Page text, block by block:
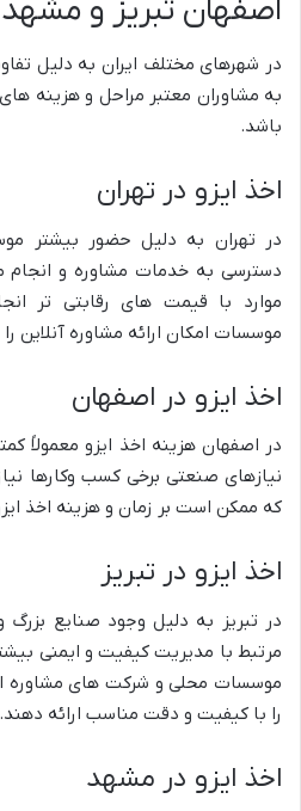
اصفهان تبریز و مشهد
در شهرهای مختلف ایران به دلیل
به مشاوران معتبر مراحل و هزینه
باشد.
اخذ ایزو در تهران
در تهران به دلیل حضور بیشتر
دسترسی به خدمات مشاوره و انجام
موارد با قیمت های رقابتی تر
موسسات امکان ارائه مشاوره آنلاین را
اخذ ایزو در اصفهان
در اصفهان هزینه اخذ ایزو معمولاً
نیازهای صنعتی برخی کسب وکارها
که ممکن است بر زمان و هزینه اخذ
اخذ ایزو در تبریز
در تبریز به دلیل وجود صنایع بزرگ
مرتبط با مدیریت کیفیت و ایمنی
موسسات محلی و شرکت های مشاوره
را با کیفیت و دقت مناسب ارائه دهند.
اخذ ایزو در مشهد